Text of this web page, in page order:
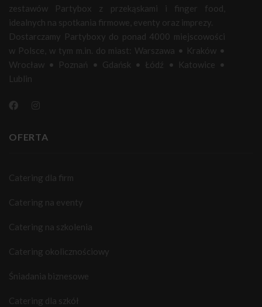
zestawów Partybox z przekąskami i finger food,
idealnych na spotkania firmowe, eventy oraz imprezy.
Dostarczamy Partyboxy do ponad 4000 miejscowości
w Polsce, w tym m.in. do miast: Warszawa • Kraków •
Wrocław • Poznań • Gdańsk • Łódź • Katowice •
Lublin
OFERTA
Catering dla firm
Catering na eventy
Catering na szkolenia
Catering okolicznościowy
Śniadania biznesowe
Catering dla szkół